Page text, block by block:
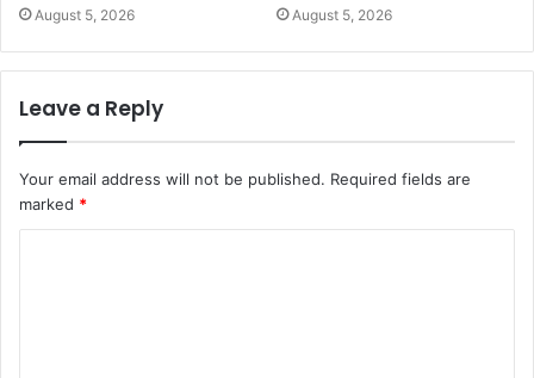
August 5, 2026 August 5, 2026
Leave a Reply
Your email address will not be published. Required fields are
marked *